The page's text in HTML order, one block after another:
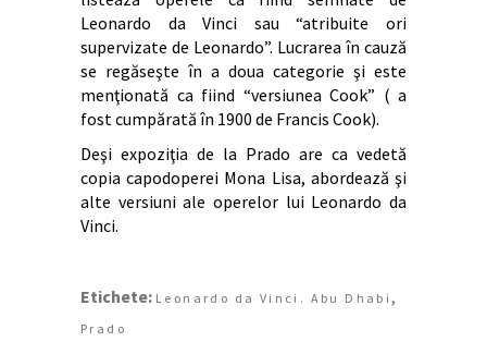
Leonardo da Vinci sau “atribuite ori
supervizate de Leonardo”. Lucrarea în cauză
se regăseşte în a doua categorie şi este
menţionată ca fiind “versiunea Cook” ( a
fost cumpărată în 1900 de Francis Cook).
Deşi expoziţia de la Prado are ca vedetă
copia capodoperei Mona Lisa, abordează şi
alte versiuni ale operelor lui Leonardo da
Vinci.
Etichete: Leonardo da Vinci. Abu Dhabi,
Prado